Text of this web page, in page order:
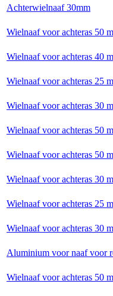
Achterwielnaaf 30mm
Wielnaaf voor achteras 50
Wielnaaf voor achteras 40
Wielnaaf voor achteras 25
Wielnaaf voor achteras 30
Wielnaaf voor achteras 50
Wielnaaf voor achteras 50
Wielnaaf voor achteras 30
Wielnaaf voor achteras 25
Wielnaaf voor achteras 30
Aluminium voor naaf voor
Wielnaaf voor achteras 50